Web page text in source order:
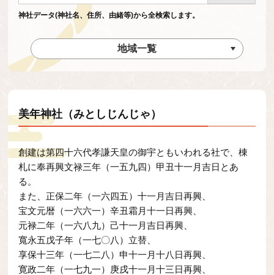
神社データ(神社名、住所、由緒等)から全検索します。
地域一覧
美年神社（みとしじんじゃ）
創建は第四十六代孝謙天皇の御宇ともいわれる社で、棟
札に奉再興文禄三年（一五九四）甲丑十一月吉日とあ
る。
また、正保二年（一六四五）十一月吉日再興、
宝文元暦（一六六一）辛丑霜月十一日再興、
元禄二年（一六八九）己十一月吉日再興、
寬永五戊子年（一七〇八）立替、
享保十三年（一七二八）申十一月十八日再興、
寛政二年（一七九一）庚戌十一月十三日再興、